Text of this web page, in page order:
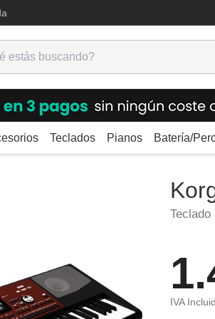
Teclados Pianos Batería/
Korg PA700 Oriental
IVA